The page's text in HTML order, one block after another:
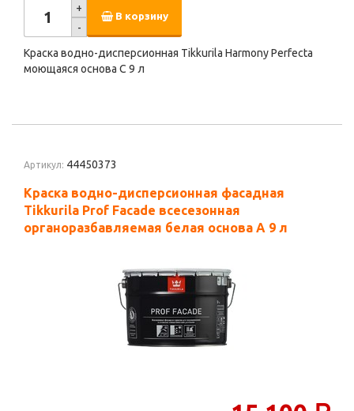
+
-
В корзину
Краска водно-дисперсионная Tikkurila Harmony Perfecta
моющаяся основа C 9 л
Артикул: 44450373
Краска водно-дисперсионная фасадная
Tikkurila Prof Facade всесезонная
органоразбавляемая белая основа А 9 л